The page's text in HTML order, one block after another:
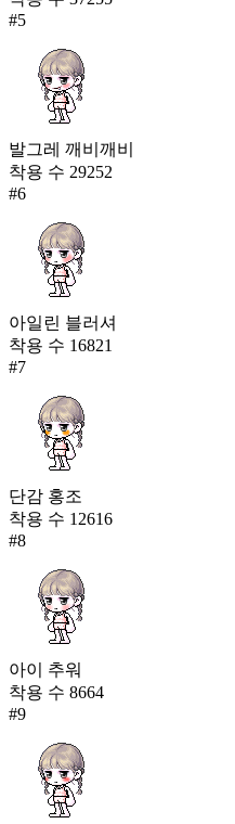
#5
발그레 깨비깨비
착용 수 29252
#6
아일린 블러셔
착용 수 16821
#7
단감 홍조
착용 수 12616
#8
아이 추워
착용 수 8664
#9